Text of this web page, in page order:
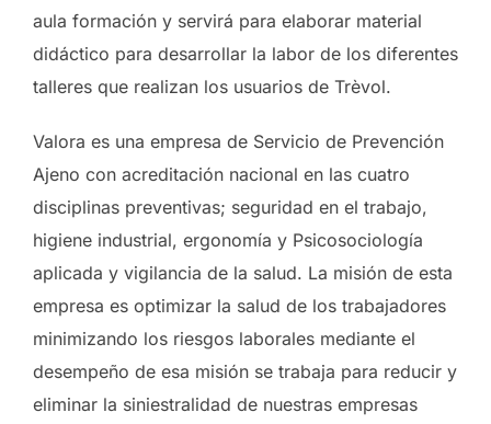
aula formación y servirá para elaborar material
didáctico para desarrollar la labor de los diferentes
talleres que realizan los usuarios de Trèvol.
Valora es una empresa de Servicio de Prevención
Ajeno con acreditación nacional en las cuatro
disciplinas preventivas; seguridad en el trabajo,
higiene industrial, ergonomía y Psicosociología
aplicada y vigilancia de la salud. La misión de esta
empresa es optimizar la salud de los trabajadores
minimizando los riesgos laborales mediante el
desempeño de esa misión se trabaja para reducir y
eliminar la siniestralidad de nuestras empresas